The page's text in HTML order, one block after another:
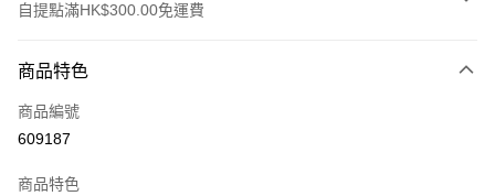
自提點滿HK$300.00免運費
信用卡
Apple Pay
商品特色
商品編號
609187
商品特色